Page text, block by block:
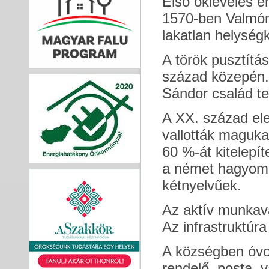
1570-ben
lakatlan
A török
század
Sándor család
A XX. század
vallották
60 %-át
a német
kétnyelvűek.
Az aktív
Az
A községben